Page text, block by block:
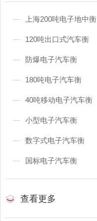
上海200吨电子地中衡
120吨出口式汽车衡
防爆电子汽车衡
180吨电子汽车衡
40吨移动电子汽车衡
小型电子汽车衡
数字式电子汽车衡
国标电子汽车衡
查看更多